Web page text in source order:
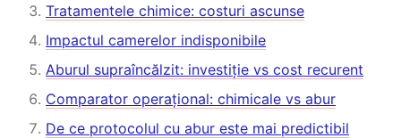
Tratamentele chimice: costuri ascunse
Impactul camerelor indisponibile
Aburul supraîncălzit: investiție vs cost recurent
Comparator operațional: chimicale vs abur
De ce protocolul cu abur este mai predictibil